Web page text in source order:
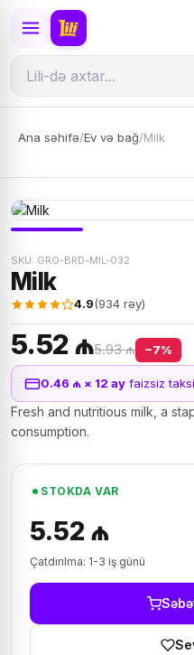
Ana səhifə/Ev və bağ/Milk
SKU: GRO-BRD-MIL-032
Milk
4.9(934 rəy)
5.52 ₼5.93 ₼ −7%
0.46 ₼ × 12 ay faizsiz
Fresh and nutritious milk, a
consumption.
STOKDA VAR
5.52 ₼
Çatdırılma: 1-3 iş günü